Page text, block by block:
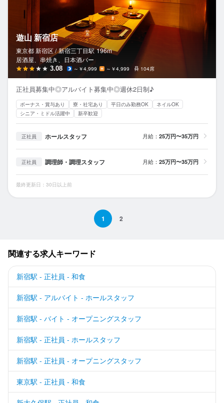
遊山 新宿店
東京都 新宿区 / 新宿三丁目駅 196m
居酒屋、串焼き、日本酒バー
3.08 ～￥4,999 ～￥4,999 104席
正社員募集中◎アルバイト募集中◎週休2日制♪
ボーナス・賞与あり 寮・社宅あり 平日のみ勤務OK
ネイルOK
シニア・ミドル活躍中
新卒歓迎
正社員 ホールスタッフ 月給： 25万円〜35万円
正社員 調理師・調理スタッフ 月給： 25万円〜35万円
最終更新日：30日以上前
1 2
関連する求人キーワード
新宿駅 - 正社員 - 和食
新宿駅 - アルバイト - ホールスタッフ
新宿駅 - バイト - オープニングスタッフ
新宿駅 - 正社員 - ホールスタッフ
新宿駅 - 正社員 - オープニングスタッフ
東京駅 - 正社員 - 和食